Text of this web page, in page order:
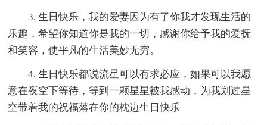
3. 生日快乐，我的爱妻因为有了你我才发现生活的
乐趣，希望你知道你是我的一切，感谢你给予我的爱抚
和笑容，使平凡的生活美妙无穷。
4. 生日快乐都说流星可以有求必应，如果可以我愿
意在夜空下等待，等到一颗星星被我感动，为我划过星
空带着我的祝福落在你的枕边生日快乐